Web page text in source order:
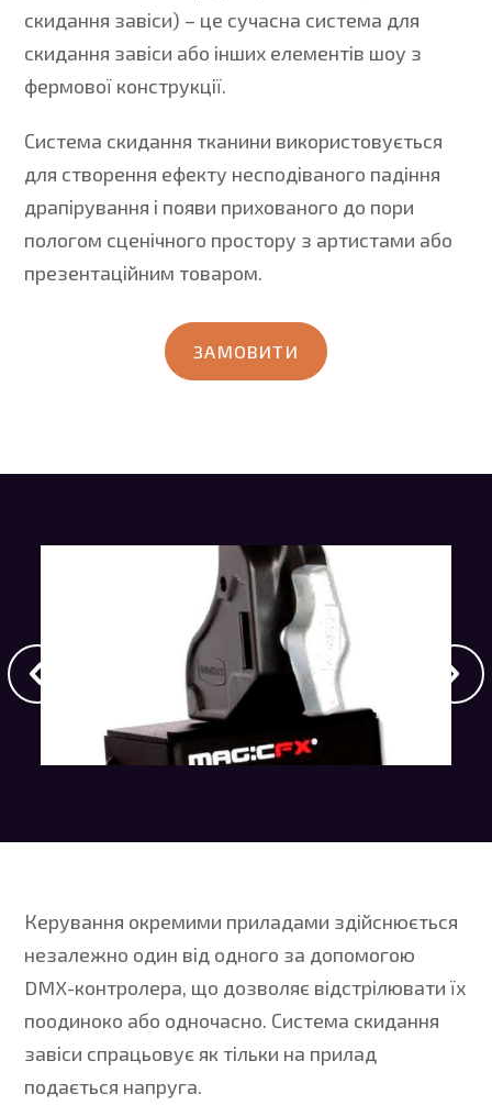
скидання завіси) – це сучасна система для
скидання завіси або інших елементів шоу з
фермової конструкції.
Система скидання тканини використовується
для створення ефекту несподіваного падіння
драпірування і появи прихованого до пори
пологом сценічного простору з артистами або
презентаційним товаром.
ЗАМОВИТИ
Керування окремими приладами здійснюється
незалежно один від одного за допомогою
DMX-контролера, що дозволяє відстрілювати їх
поодиноко або одночасно. Система скидання
завіси спрацьовує як тільки на прилад
подається напруга.